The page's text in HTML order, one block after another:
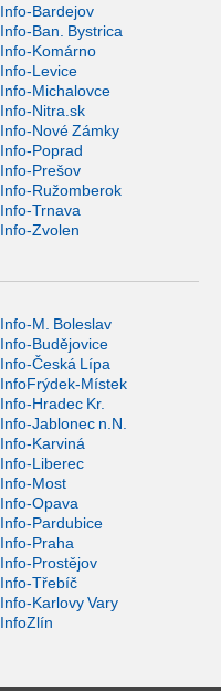
Info-Bardejov
Info-Ban. Bystrica
Info-Komárno
Info-Levice
Info-Michalovce
Info-Nitra.sk
Info-Nové Zámky
Info-Poprad
Info-Prešov
Info-Ružomberok
Info-Trnava
Info-Zvolen
Info-M. Boleslav
Info-Budějovice
Info-Česká Lípa
InfoFrýdek-Místek
Info-Hradec Kr.
Info-Jablonec n.N.
Info-Karviná
Info-Liberec
Info-Most
Info-Opava
Info-Pardubice
Info-Praha
Info-Prostějov
Info-Třebíč
Info-Karlovy Vary
InfoZlín